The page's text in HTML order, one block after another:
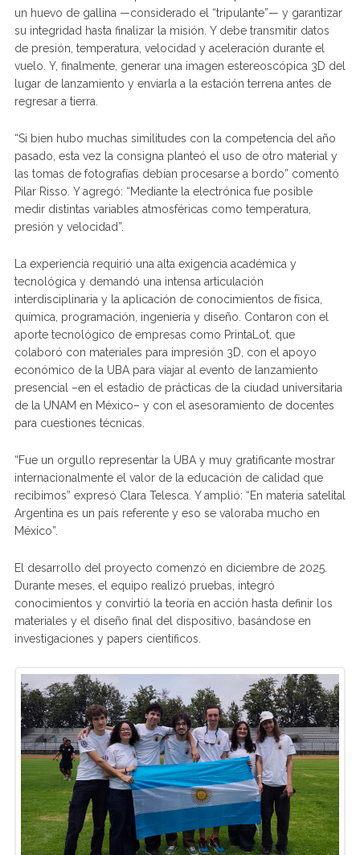
un huevo de gallina —considerado el “tripulante”— y garantizar
su integridad hasta finalizar la misión. Y debe transmitir datos
de presión, temperatura, velocidad y aceleración durante el
vuelo. Y, finalmente, generar una imagen estereoscópica 3D del
lugar de lanzamiento y enviarla a la estación terrena antes de
regresar a tierra.
“Si bien hubo muchas similitudes con la competencia del año
pasado, esta vez la consigna planteó el uso de otro material y
las tomas de fotografías debían procesarse a bordo” comentó
Pilar Risso. Y agregó: “Mediante la electrónica fue posible
medir distintas variables atmosféricas como temperatura,
presión y velocidad”.
La experiencia requirió una alta exigencia académica y
tecnológica y demandó una intensa articulación
interdisciplinaria y la aplicación de conocimientos de física,
química, programación, ingeniería y diseño. Contaron con el
aporte tecnológico de empresas como PrintaLot, que
colaboró con materiales para impresión 3D, con el apoyo
económico de la UBA para viajar al evento de lanzamiento
presencial –en el estadio de prácticas de la ciudad universitaria
de la UNAM en México– y con el asesoramiento de docentes
para cuestiones técnicas.
“Fue un orgullo representar la UBA y muy gratificante mostrar
internacionalmente el valor de la educación de calidad que
recibimos” expresó Clara Telesca. Y amplió: “En materia satelital
Argentina es un país referente y eso se valoraba mucho en
México”.
El desarrollo del proyecto comenzó en diciembre de 2025.
Durante meses, el equipo realizó pruebas, integró
conocimientos y convirtió la teoría en acción hasta definir los
materiales y el diseño final del dispositivo, basándose en
investigaciones y papers científicos.